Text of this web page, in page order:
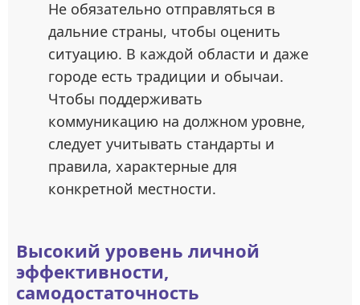
Не обязательно отправляться в
дальние страны, чтобы оценить
ситуацию. В каждой области и даже
городе есть традиции и обычаи.
Чтобы поддерживать
коммуникацию на должном уровне,
следует учитывать стандарты и
правила, характерные для
конкретной местности.
Высокий уровень личной
эффективности,
самодостаточность